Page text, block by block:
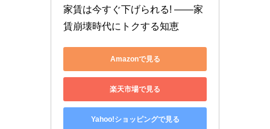
家賃は今すぐ下げられる! ――家
賃崩壊時代にトクする知恵
Amazonで見る
楽天市場で見る
Yahoo!ショッピングで見る